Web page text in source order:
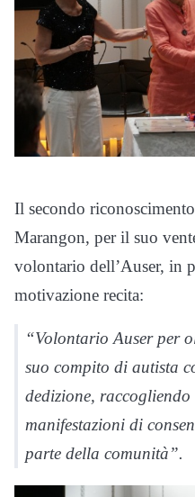
Il secondo
Marangon, per il suo
volontario dell’Auser, in
motivazione recita:
“Volontario Auser per
suo compito di autista
dedizione,
manifestazioni di
parte della comunità”.